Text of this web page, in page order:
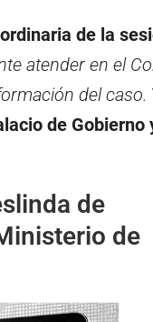
de la
atender en el
del caso.
de Gobierno
de
de